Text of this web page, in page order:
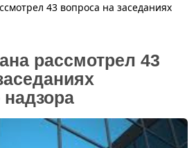
43 вопроса на заседаниях
рассмотрел 43
надзора